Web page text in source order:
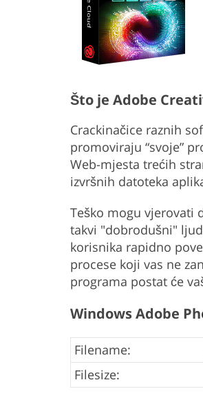
Što je Adobe
Crackinačice raznih
promoviraju “svoje”
Web-mjesta trećih
izvršnih datoteka
Teško mogu vjerovati
takvi "dobrodušni"
korisnika rapidno
procese koji vas ne
programa postat će
Windows Adobe
Filename:
Filesize: